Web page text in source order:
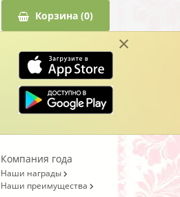
×
Корзина(0)
Компания года
Наши награды
Наши преимущества